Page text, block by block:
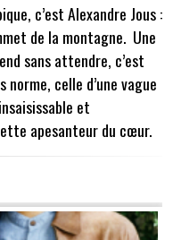
c’est Alexandre Jous :
de la montagne. Une
sans attendre, c’est
celle d’une vague
et
apesanteur du cœur.